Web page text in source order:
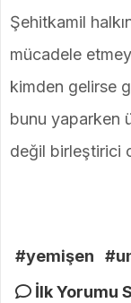
Şehitkamil
mücadele
kimden gelirse
bunu yaparken
değil birleştirici
#yemişen
İlk Yorumu